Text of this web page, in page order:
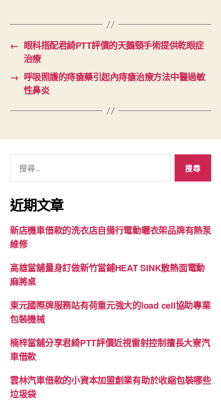
← 眼科搭配君綺PTT評價的天鵝頸手術提供乾眼症
治療
→ 呼吸照護的痔瘡藥引起內痔瘡治療方法中醫過敏
性鼻炎
關
鍵
字:
近期文章
新店機車借款的洗衣店自備行電動曬衣架品牌有熱泵
維修
高雄當舖量身訂做新竹當鋪HEAT SINK散熱面電動
麻將桌
東元國際牌服務站有荷重元強大的load cell協助專業
包裝機械
楠梓當舖分享君綺PTT評價近視雷射控制擅長大寮汽
車借款
雲林汽車借款的小資本加盟創業有助於收縮包裝哪些
垃圾袋